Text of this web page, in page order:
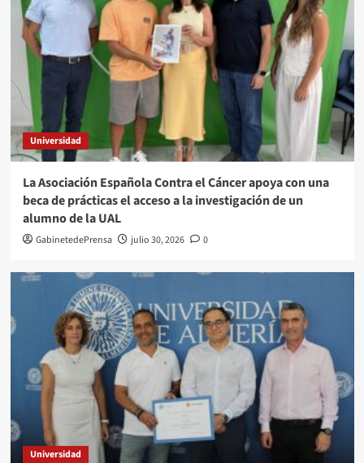
Universidad
La Asociación Española Contra el Cáncer apoya con una
beca de prácticas el acceso a la investigación de un
alumno de la UAL
GabinetedePrensa julio 30, 2026 0
Universidad